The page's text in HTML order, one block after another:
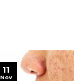
11
Nov